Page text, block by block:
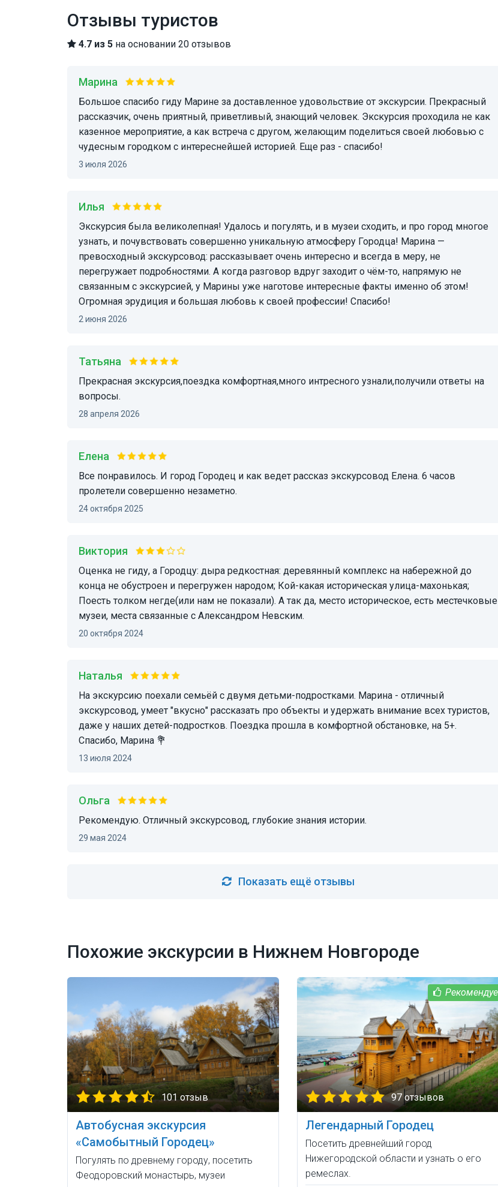
Отзывы туристов
4.7 из 5 на основании 20 отзывов
Марина
Большое спасибо гиду Марине за доставленное удовольствие от экскурсии. Прекрасный
рассказчик, очень приятный, приветливый, знающий человек. Экскурсия проходила не как
казенное мероприятие, а как встреча с другом, желающим поделиться своей любовью с
чудесным городком с интереснейшей историей. Еще раз - спасибо!
3 июля 2026
Илья
Экскурсия была великолепная! Удалось и погулять, и в музеи сходить, и про город многое
узнать, и почувствовать совершенно уникальную атмосферу Городца! Марина —
превосходный экскурсовод: рассказывает очень интересно и всегда в меру, не
перегружает подробностями. А когда разговор вдруг заходит о чём-то, напрямую не
связанным с экскурсией, у Марины уже наготове интересные факты именно об этом!
Огромная эрудиция и большая любовь к своей профессии! Спасибо!
2 июня 2026
Татьяна
Прекрасная экскурсия,поездка комфортная,много интресного узнали,получили ответы на
вопросы.
28 апреля 2026
Елена
Все понравилось. И город Городец и как ведет рассказ экскурсовод Елена. 6 часов
пролетели совершенно незаметно.
24 октября 2025
Виктория
Оценка не гиду, а Городцу: дыра редкостная: деревянный комплекс на набережной до
конца не обустроен и перегружен народом; Кой-какая историческая улица-махонькая;
Поесть толком негде(или нам не показали). А так да, место историческое, есть местечковые
музеи, места связанные с Александром Невским.
20 октября 2024
Наталья
На экскурсию поехали семьёй с двумя детьми-подростками. Марина - отличный
экскурсовод, умеет "вкусно" рассказать про объекты и удержать внимание всех туристов,
даже у наших детей-подростков. Поездка прошла в комфортной обстановке, на 5+.
Спасибо, Марина 💐
13 июля 2024
Ольга
Рекомендую. Отличный экскурсовод, глубокие знания истории.
29 мая 2024
Показать ещё отзывы
Похожие экскурсии в Нижнем Новгороде
101 отзыв
Автобусная экскурсия
«Самобытный Городец»
Погулять по древнему городу, посетить
Феодоровский монастырь, музеи
97 отзывов
Легендарный Городец
Посетить древнейший город
Нижегородской области и узнать о его
ремеслах.